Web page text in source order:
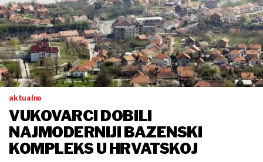
aktualno
VUKOVARCI DOBILI
NAJMODERNIJI BAZENSKI
KOMPLEKS U HRVATSKOJ